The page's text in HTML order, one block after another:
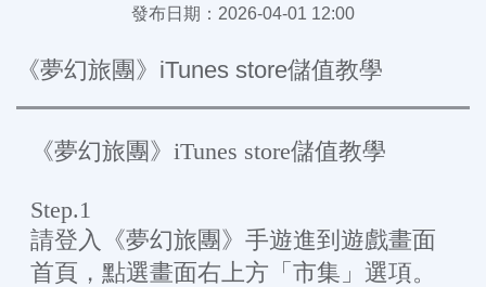
發布日期： 2026-04-01 12:00
《夢幻旅團》iTunes store儲值教學
《夢幻旅團》iTunes store儲值教學
Step.1
請登入《夢幻旅團》手遊進到遊戲畫面
首頁，點選畫面右上方「市集」選項。